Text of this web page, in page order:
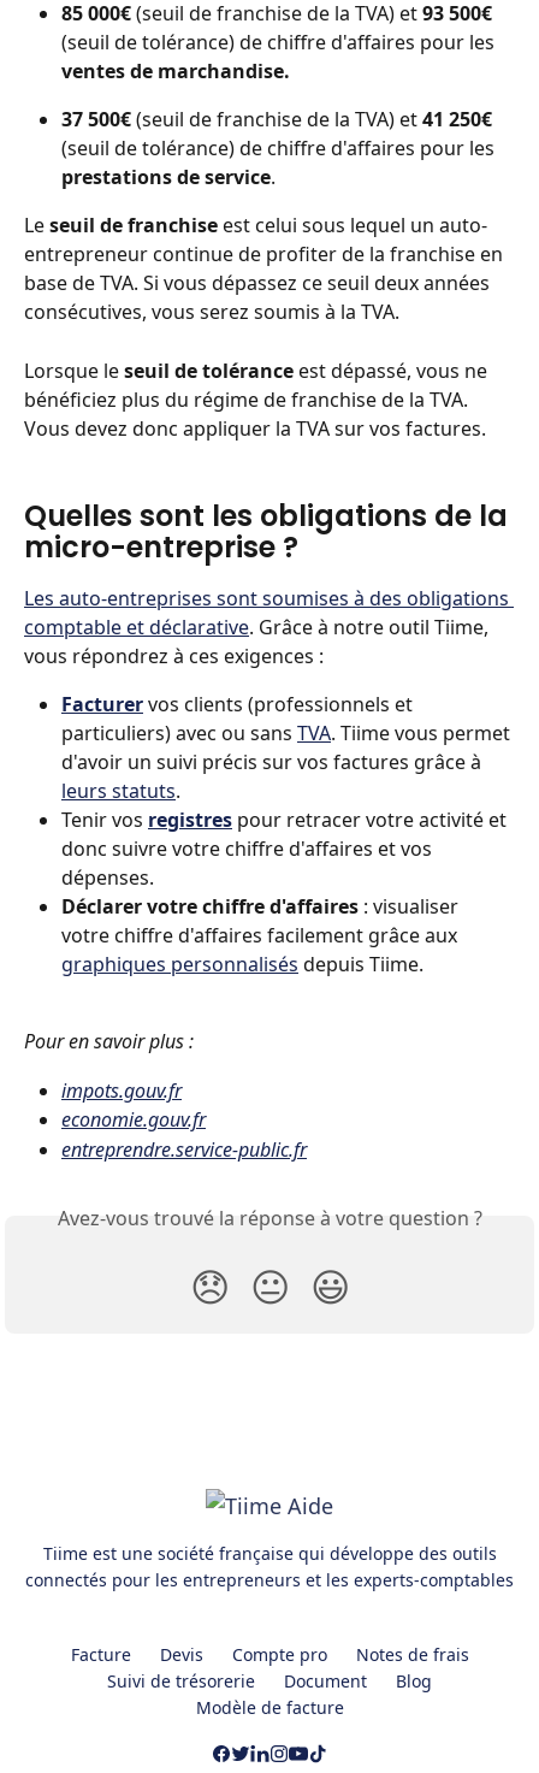
85 000€ (seuil de franchise de la TVA) et 93 500€
(seuil de tolérance) de chiffre d'affaires pour les
ventes de marchandise.
37 500€ (seuil de franchise de la TVA) et 41 250€
(seuil de tolérance) de chiffre d'affaires pour les
prestations de service.
Le seuil de franchise est celui sous lequel un auto-
entrepreneur continue de profiter de la franchise en
base de TVA. Si vous dépassez ce seuil deux années
consécutives, vous serez soumis à la TVA.
Lorsque le seuil de tolérance est dépassé, vous ne
bénéficiez plus du régime de franchise de la TVA.
Vous devez donc appliquer la TVA sur vos factures.
Quelles sont les obligations de la
micro-entreprise ?
Les auto-entreprises sont soumises à des obligations
comptable et déclarative. Grâce à notre outil Tiime,
vous répondrez à ces exigences :
Facturervos clients (professionnels et
particuliers) avec ou sans TVA. Tiime vous permet
d'avoir un suivi précis sur vos factures grâce à
leurs statuts.
Tenir vos registres pour retracer votre activité et
donc suivre votre chiffre d'affaires et vos
dépenses.
Déclarer votre chiffre d'affaires : visualiser
votre chiffre d'affaires facilement grâce aux
graphiques personnalisés depuis Tiime.
Pour en savoir plus :
impots.gouv.fr
economie.gouv.fr
entreprendre.service-public.fr
Avez-vous trouvé la réponse à votre question ?
😞 😐 😃
Tiime est une société française qui développe des outils
connectés pour les entrepreneurs et les experts-comptables
Facture Devis Compte pro
Notes de frais
Suivi de trésorerie
Document
Blog
Modèle de facture